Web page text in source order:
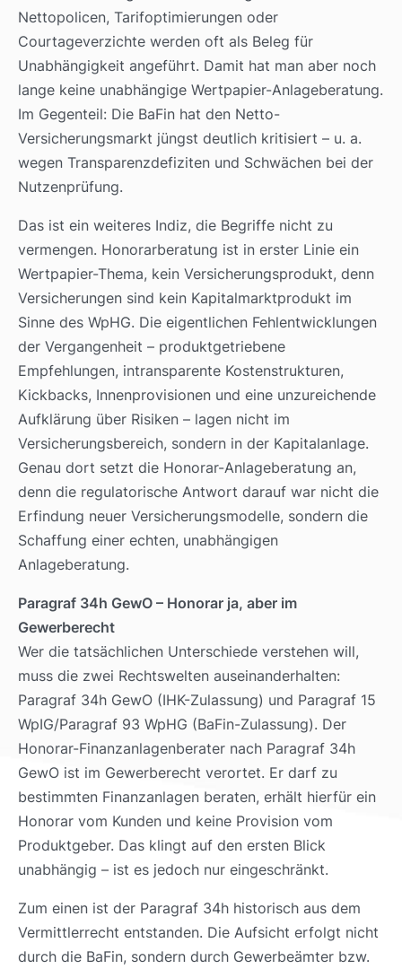
Nettopolicen, Tarifoptimierungen oder
Courtageverzichte werden oft als Beleg für
Unabhängigkeit angeführt. Damit hat man aber noch
lange keine unabhängige Wertpapier-Anlageberatung.
Im Gegenteil: Die BaFin hat den Netto-
Versicherungsmarkt jüngst deutlich kritisiert – u. a.
wegen Transparenzdefiziten und Schwächen bei der
Nutzenprüfung.
Das ist ein weiteres Indiz, die Begriffe nicht zu
vermengen. Honorarberatung ist in erster Linie ein
Wertpapier-Thema, kein Versicherungsprodukt, denn
Versicherungen sind kein Kapitalmarktprodukt im
Sinne des WpHG. Die eigentlichen Fehlentwicklungen
der Vergangenheit – produktgetriebene
Empfehlungen, intransparente Kostenstrukturen,
Kickbacks, Innenprovisionen und eine unzureichende
Aufklärung über Risiken – lagen nicht im
Versicherungsbereich, sondern in der Kapitalanlage.
Genau dort setzt die Honorar-Anlageberatung an,
denn die regulatorische Antwort darauf war nicht die
Erfindung neuer Versicherungsmodelle, sondern die
Schaffung einer echten, unabhängigen
Anlageberatung.
Paragraf 34h GewO – Honorar ja, aber im
Gewerberecht
Wer die tatsächlichen Unterschiede verstehen will,
muss die zwei Rechtswelten auseinanderhalten:
Paragraf 34h GewO (IHK-Zulassung) und Paragraf 15
WpIG/Paragraf 93 WpHG (BaFin-Zulassung). Der
Honorar-Finanzanlagenberater nach Paragraf 34h
GewO ist im Gewerberecht verortet. Er darf zu
bestimmten Finanzanlagen beraten, erhält hierfür ein
Honorar vom Kunden und keine Provision vom
Produktgeber. Das klingt auf den ersten Blick
unabhängig – ist es jedoch nur eingeschränkt.
Zum einen ist der Paragraf 34h historisch aus dem
Vermittlerrecht entstanden. Die Aufsicht erfolgt nicht
durch die BaFin, sondern durch Gewerbeämter bzw.